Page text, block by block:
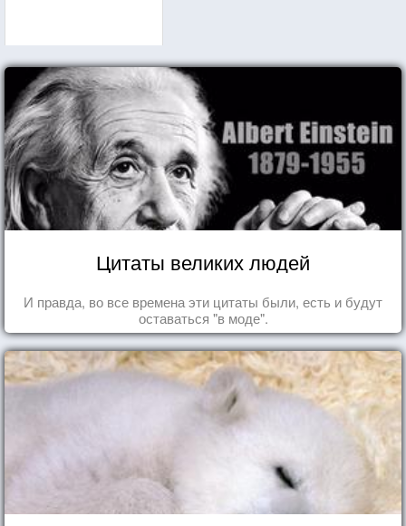
Цитаты великих людей
И правда, во все времена эти цитаты были, есть и будут
оставаться "в моде".